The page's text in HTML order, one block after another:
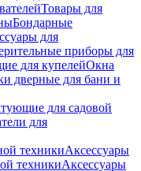
Товары для
Бондарные
для
приборы для
для купелейОкна
дверные для бани и
для садовой
для
техникиАксессуары
техникиАксессуары